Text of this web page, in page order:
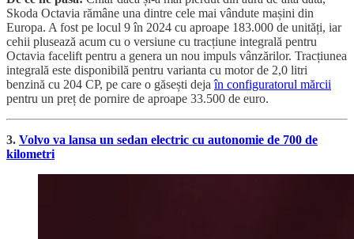
Skoda Octavia rămâne una dintre cele mai vândute mașini din
Europa. A fost pe locul 9 în 2024 cu aproape 183.000 de unități, iar
cehii plusează acum cu o versiune cu tracțiune integrală pentru
Octavia facelift pentru a genera un nou impuls vânzărilor. Tracțiunea
integrală este disponibilă pentru varianta cu motor de 2,0 litri
benzină cu 204 CP, pe care o găsești dejaîn configuratorul mărcii
pentru un preț de pornire de aproape 33.500 de euro.
3. Volvo va lansa un sedan electric cu autonomie de 700 de
kilometri